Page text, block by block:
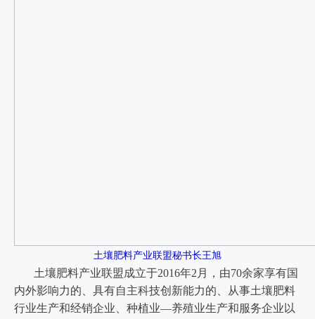
土壤肥料产业联盟秘书长王旭
土壤肥料产业联盟成立于2016年2月，由70余家享有国
内外影响力的、具有自主科技创新能力的、从事土壤肥料
行业生产和经销企业、种植业—养殖业生产和服务企业以